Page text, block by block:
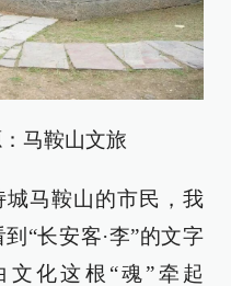
马鞍山文旅
马鞍山的市民，我
“长安客·李”的文字
化这根“魂”牵起